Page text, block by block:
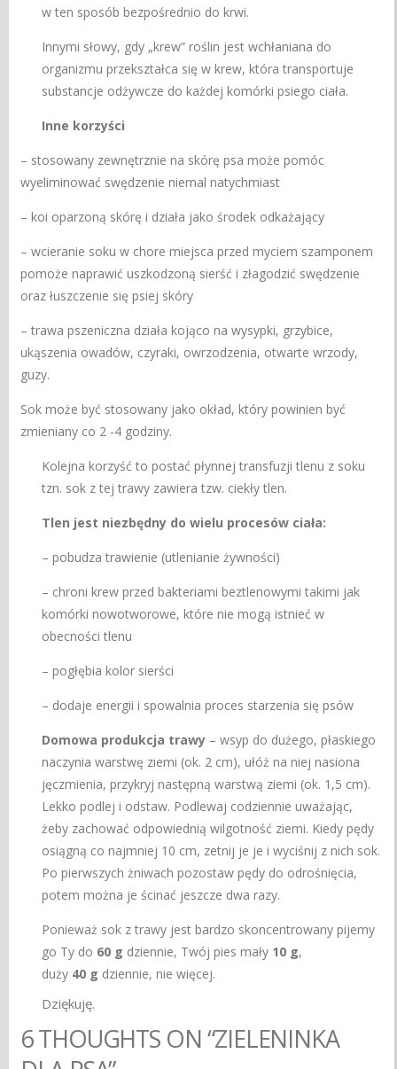
w ten sposób bezpośrednio do krwi.
Innymi słowy, gdy „krew” roślin jest wchłaniana do
organizmu przekształca się w krew, która transportuje
substancje odżywcze do każdej komórki psiego ciała.
Inne korzyści
– stosowany zewnętrznie na skórę psa może pomóc
wyeliminować swędzenie niemal natychmiast
– koi oparzoną skórę i działa jako środek odkażający
– wcieranie soku w chore miejsca przed myciem szamponem
pomoże naprawić uszkodzoną sierść i złagodzić swędzenie
oraz łuszczenie się psiej skóry
– trawa pszeniczna działa kojąco na wysypki, grzybice,
ukąszenia owadów, czyraki, owrzodzenia, otwarte wrzody,
guzy.
Sok może być stosowany jako okład, który powinien być
zmieniany co 2 -4 godziny.
Kolejna korzyść to postać płynnej transfuzji tlenu z soku
tzn. sok z tej trawy zawiera tzw. ciekły tlen.
Tlen jest niezbędny do wielu procesów ciała:
– pobudza trawienie (utlenianie żywności)
– chroni krew przed bakteriami beztlenowymi takimi jak
komórki nowotworowe, które nie mogą istnieć w
obecności tlenu
– pogłębia kolor sierści
– dodaje energii i spowalnia proces starzenia się psów
Domowa produkcja trawy – wsyp do dużego, płaskiego
naczynia warstwę ziemi (ok. 2 cm), ułóż na niej nasiona
jęczmienia, przykryj następną warstwą ziemi (ok. 1,5 cm).
Lekko podlej i odstaw. Podlewaj codziennie uważając,
żeby zachować odpowiednią wilgotność ziemi. Kiedy pędy
osiągną co najmniej 10 cm, zetnij je je i wyciśnij z nich sok.
Po pierwszych żniwach pozostaw pędy do odrośnięcia,
potem można je ścinać jeszcze dwa razy.
Ponieważ sok z trawy jest bardzo skoncentrowany pijemy
go Ty do 60 g dziennie, Twój pies mały 10 g,
duży 40 g dziennie, nie więcej.
Dziękuję.
6 THOUGHTS ON “ZIELENINKA